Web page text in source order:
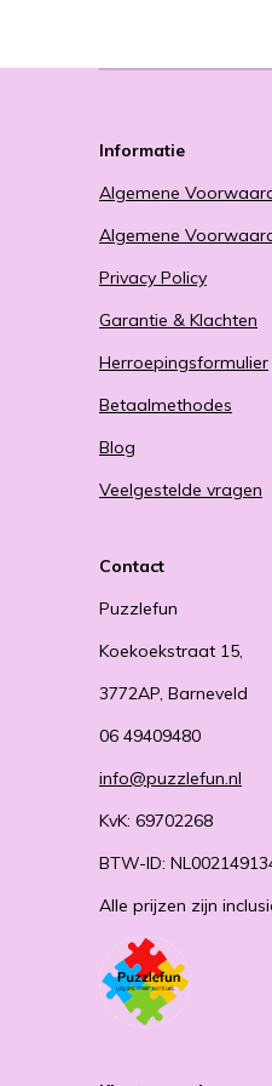
Informatie
Algemene
Algemene
Privacy Policy
Garantie & Klachten
Herroepingsformulier
Betaalmethodes
Blog
Veelgestelde vragen
Contact
Puzzlefun
Koekoekstraat 15,
3772AP, Barneveld
06 49409480
info@puzzlefun.nl
KvK: 69702268
BTW-ID:
Alle prijzen zijn